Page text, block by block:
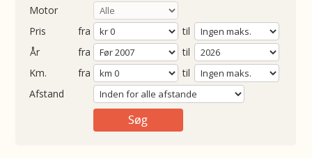
Motor
Pris
fra
til
fra
til
fra
til
Afstand